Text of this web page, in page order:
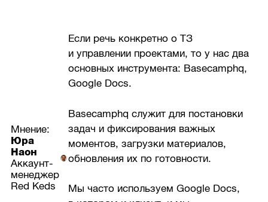
Мнение:
Юра
Наон
Аккаунт-
менеджер
Red Keds
Если речь конкретно о ТЗ
и управлении проектами, то у нас два
основных инструмента: Basecamphq,
Google Docs.
Basecamphq служит для постановки
задач и фиксирования важных
моментов, загрузки материалов,
обновления их по готовности.
Мы часто используем Google Docs,